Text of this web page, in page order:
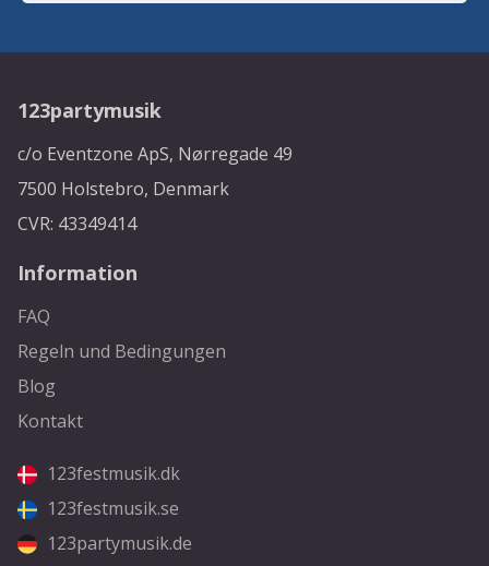
123partymusik
c/o Eventzone ApS, Nørregade 49
7500 Holstebro, Denmark
CVR: 43349414
Information
FAQ
Regeln und Bedingungen
Blog
Kontakt
123festmusik.dk
123festmusik.se
123partymusik.de